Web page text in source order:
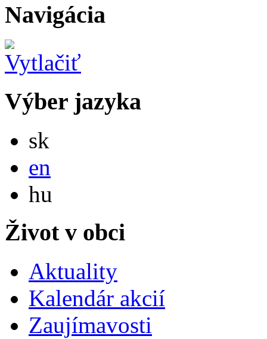
Navigácia
Výber jazyka
sk
en
hu
Život v obci
Aktuality
Kalendár akcií
Zaujímavosti